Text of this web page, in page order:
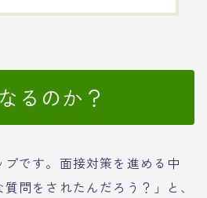
るのか？
です。面接対策を進める中
問をされたんだろう？」と、